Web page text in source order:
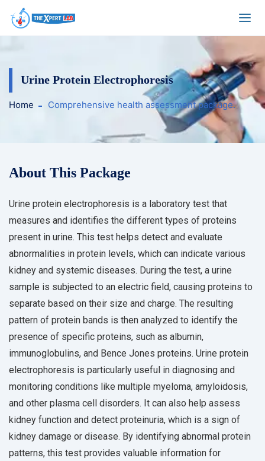
Urine Protein Electrophoresis
Home Comprehensive health assessment package.
About This Package
Urine protein electrophoresis is a laboratory test that
measures and identifies the different types of proteins
present in urine. This test helps detect and evaluate
abnormalities in protein levels, which can indicate various
kidney and systemic diseases. During the test, a urine
sample is subjected to an electric field, causing proteins to
separate based on their size and charge. The resulting
pattern of protein bands is then analyzed to identify the
presence of specific proteins, such as albumin,
immunoglobulins, and Bence Jones proteins. Urine protein
electrophoresis is particularly useful in diagnosing and
monitoring conditions like multiple myeloma, amyloidosis,
and other plasma cell disorders. It can also help assess
kidney function and detect proteinuria, which is a sign of
kidney damage or disease. By identifying abnormal protein
patterns, this test provides valuable information for